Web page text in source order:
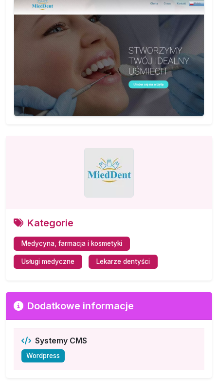
Kategorie
Medycyna, farmacja i kosmetyki
Usługi medyczne Lekarze dentyści
Dodatkowe informacje
Systemy CMS
Wordpress